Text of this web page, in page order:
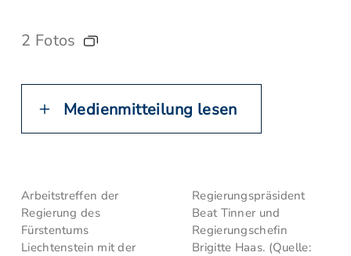
2 Fotos
Medienmitteilung lesen
Arbeitstreffen der
Regierung des
Fürstentums
Liechtenstein mit der
Regierungspräsident
Beat Tinner und
Regierungschefin
Brigitte Haas. (Quelle: